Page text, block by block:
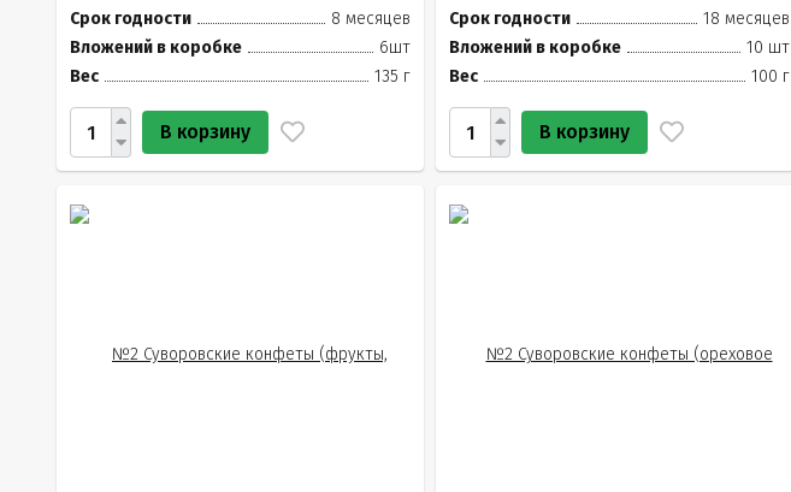
Срок годности
8 месяцев
Вложений в коробке
6шт
Вес
135 г
В корзину
Срок годности
18 месяцев
Вложений в коробке
10 шт
Вес
100 г
В корзину